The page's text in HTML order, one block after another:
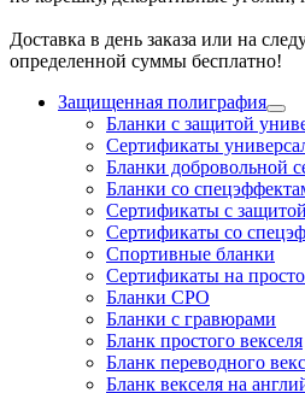
Доставка в день заказа или на
определенной суммы бесплатно!
Защищенная полиграфия
Бланки с защитой
Сертификаты
Бланки добровольной
Бланки со
Сертификаты с защитой
Сертификаты со
Спортивные бланки
Cертификаты на
Бланки СРО
Бланки с гравюрами
Бланк простого векселя
Бланк переводного
Бланк векселя на